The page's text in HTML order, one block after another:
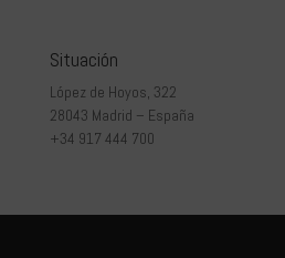
Situación
López de Hoyos, 322
28043 Madrid – España
+34 917 444 700